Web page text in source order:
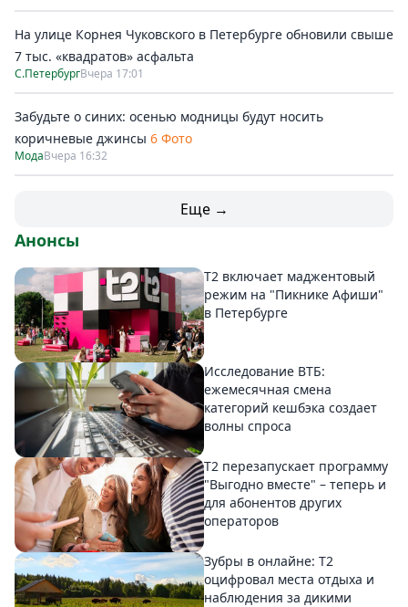
На улице Корнея Чуковского в Петербурге обновили свыше
7 тыс. «квадратов» асфальта
С.ПетербургВчера 17:01
Забудьте о синих: осенью модницы будут носить
коричневые джинсы 6 Фото
МодаВчера 16:32
Еще →
Анонсы
Т2 включает маджентовый
режим на "Пикнике Афиши"
в Петербурге
Исследование ВТБ:
ежемесячная смена
категорий кешбэка создает
волны спроса
Т2 перезапускает программу
"Выгодно вместе" – теперь и
для абонентов других
операторов
Зубры в онлайне: Т2
оцифровал места отдыха и
наблюдения за дикими